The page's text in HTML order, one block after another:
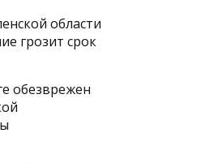
области
грозит срок
обезврежен